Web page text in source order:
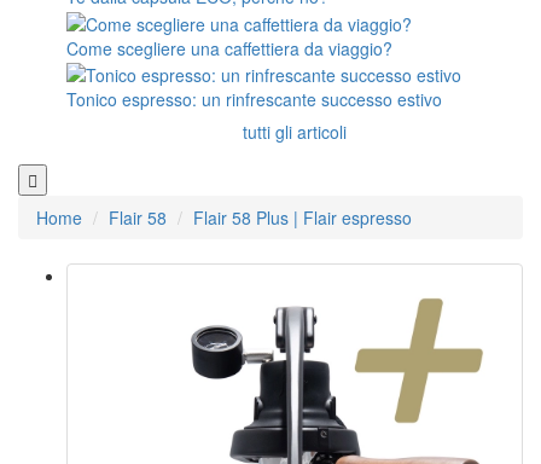
Come scegliere una caffettiera da viaggio?
Tonico espresso: un rinfrescante successo estivo
tutti gli articoli
Home Flair 58 Flair 58 Plus | Flair espresso